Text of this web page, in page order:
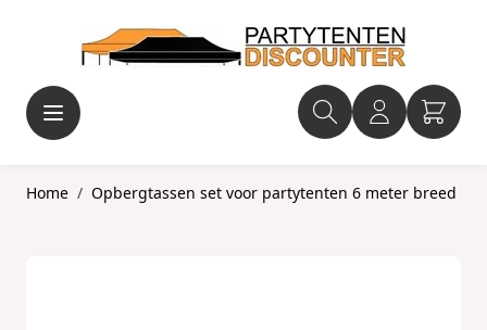
Home / Opbergtassen set voor partytenten 6 meter breed